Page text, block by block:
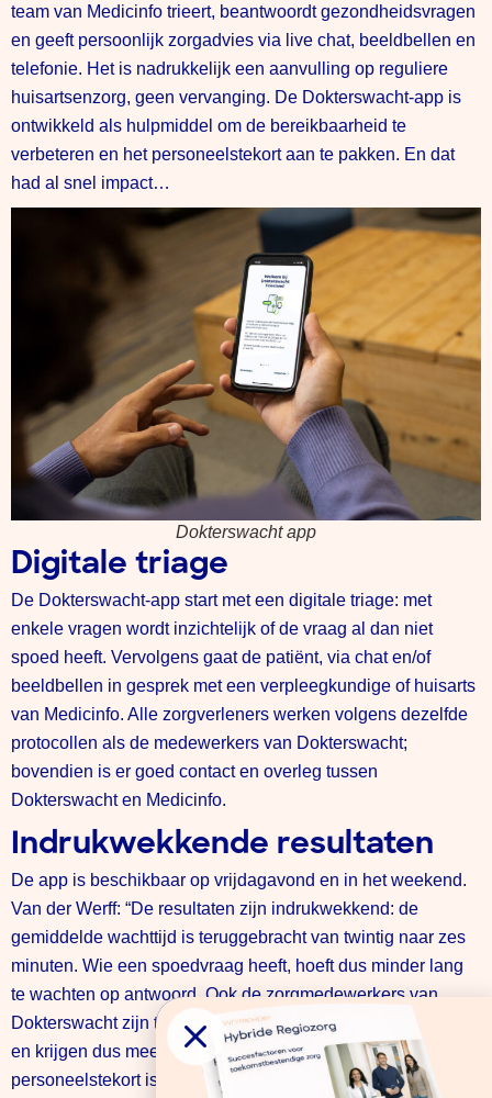
team van Medicinfo trieert, beantwoordt gezondheidsvragen
en geeft persoonlijk zorgadvies via live chat, beeldbellen en
telefonie. Het is nadrukkelijk een aanvulling op reguliere
huisartsenzorg, geen vervanging. De Dokterswacht-app is
ontwikkeld als hulpmiddel om de bereikbaarheid te
verbeteren en het personeelstekort aan te pakken. En dat
had al snel impact…
Dokterswacht app
Digitale triage
De Dokterswacht-app start met een digitale triage: met
enkele vragen wordt inzichtelijk of de vraag al dan niet
spoed heeft. Vervolgens gaat de patiënt, via chat en/of
beeldbellen in gesprek met een verpleegkundige of huisarts
van Medicinfo. Alle zorgverleners werken volgens dezelfde
protocollen als de medewerkers van Dokterswacht;
bovendien is er goed contact en overleg tussen
Dokterswacht en Medicinfo.
Indrukwekkende resultaten
De app is beschikbaar op vrijdagavond en in het weekend.
Van der Werff: “De resultaten zijn indrukwekkend: de
gemiddelde wachttijd is teruggebracht van twintig naar zes
minuten. Wie een spoedvraag heeft, hoeft dus minder lang
te wachten op antwoord. Ook de zorgmedewerkers van
Dokterswacht zijn tevreden: zij ervaren een lagere werkdruk
en krijgen dus meer ruimte om kwaliteit te leveren. Het
personeelstekort is er niet ineens mee opgelost, maar de